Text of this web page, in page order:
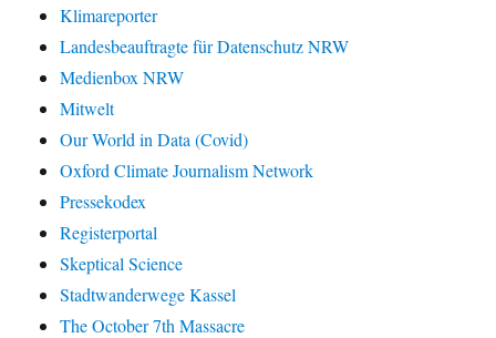
Klimareporter
Landesbeauftragte für Datenschutz NRW
Medienbox NRW
Mitwelt
Our World in Data (Covid)
Oxford Climate Journalism Network
Pressekodex
Registerportal
Skeptical Science
Stadtwanderwege Kassel
The October 7th Massacre